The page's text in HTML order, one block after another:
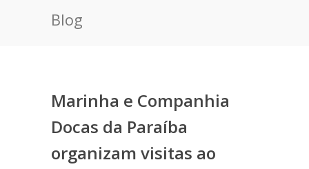
Blog
Marinha e Companhia
Docas da Paraíba
organizam visitas ao